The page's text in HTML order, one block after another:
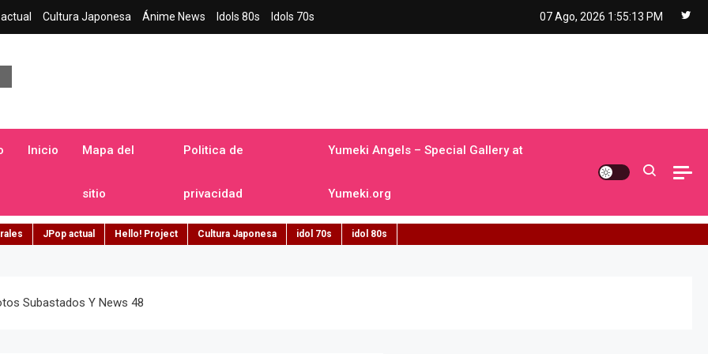
Cultura Japonesa Ánime News Idols 80s Idols 70s 07 Ago, 2026 1:55:14 PM
Inicio Mapa del
sitio
Politica de
privacidad
Yumeki Angels – Special Gallery at
Yumeki.org
JPop actual Hello! Project Cultura Japonesa idol 70s idol 80s
Subastados Y News 48